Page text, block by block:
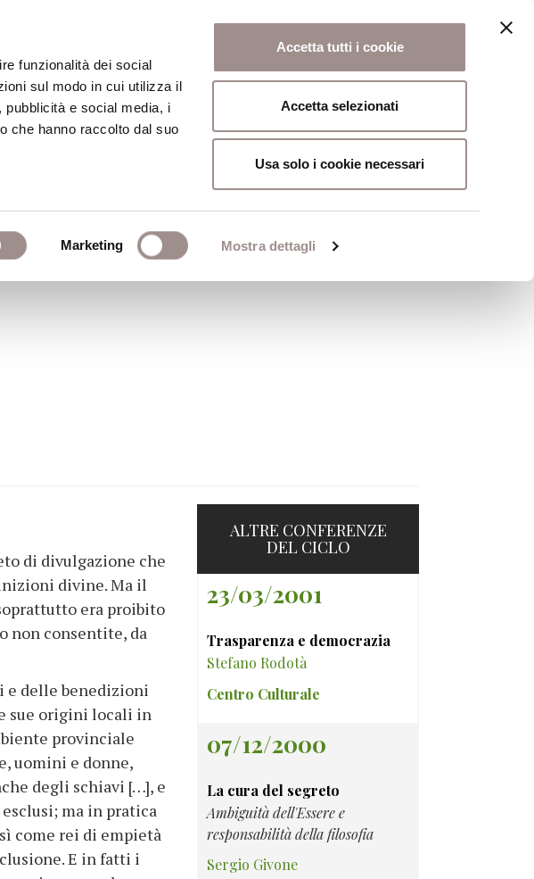
funzionalità dei social
sul modo in cui utilizza il
e social media, i
che hanno raccolto dal suo
Marketing Mostra dettagli
Accetta tutti i cookie
Accetta selezionati
Usa solo i cookie necessari
Studi Religiosi Scuola Alti Studi
segretezza
di divulgazione che
divine. Ma il
era proibito
non consentite, da
e delle benedizioni
sue origini locali in
provinciale
uomini e donne,
degli schiavi […], e
ma in pratica
come rei di empietà
E in fatti i
ALTRE CONFERENZE
DEL CICLO
23/03/2001
Trasparenza e democrazia
Stefano Rodotà
Centro Culturale
07/12/2000
La cura del segreto
Ambiguità dell'Essere e
responsabilità della filosofia
Sergio Givone